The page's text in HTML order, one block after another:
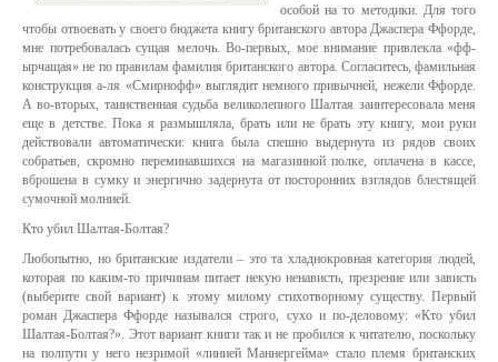
особой на то методики. Для того
чтобы отвоевать у своего бюджета книгу британского автора Джаспера Ффорде,
мне потребовалась сущая мелочь. Во-первых, мое внимание привлекла «фф-
ырчащая» не по правилам фамилия британского автора. Согласитесь, фамильная
конструкция а-ля «Смирнофф» выглядит немного привычней, нежели Ффорде.
А во-вторых, таинственная судьба великолепного Шалтая заинтересовала меня
еще в детстве. Пока я размышляла, брать или не брать эту книгу, мои руки
действовали автоматически: книга была спешно выдернута из рядов своих
собратьев, скромно переминавшихся на магазинной полке, оплачена в кассе,
вброшена в сумку и энергично задернута от посторонних взглядов блестящей
сумочной молнией.
Кто убил Шалтая-Болтая?
Любопытно, но британские издатели – это та хладнокровная категория людей,
которая по каким-то причинам питает некую ненависть, презрение или зависть
(выберите свой вариант) к этому милому стихотворному существу. Первый
роман Джаспера Ффорде назывался строго, сухо и по-деловому: «Кто убил
Шалтая-Болтая?». Этот вариант книги так и не пробился к читателю, поскольку
на полпути у него незримой «линией Маннергейма» стало племя британских